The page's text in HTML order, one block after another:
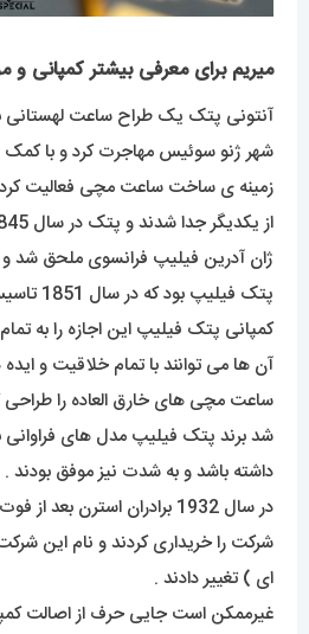
میریم برای معرفی بیشتر
شهر ژنو سوئیس مهاجرت کرد و با
ژان آدرین فیلیپ فرانسوی ملحق شد
پتک فیلیپ بود که در سال 1851 تاسیس شد .
کمپانی پتک فیلیپ این اجازه را به
آن ها می توانند با تمام خلاقیت و ایده
ساعت مچی های خارق العاده را
شد برند پتک فیلیپ مدل های
داشته باشد و به شدت نیز موفق بودند .
در سال 1932 برادران استرن
شرکت را خریداری کردند و نام این
ای ) تغییر دادند .
غیرممکن است جایی حرف از اصالت